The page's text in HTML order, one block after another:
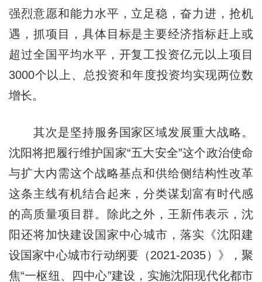
强烈意愿和能力水平，立足稳，奋力进，抢机
遇，抓项目，具体目标是主要经济指标赶上或
超过全国平均水平，开复工投资亿元以上项目
3000个以上、总投资和年度投资均实现两位数
增长。
其次是坚持服务国家区域发展重大战略。
沈阳将把履行维护国家“五大安全”这个政治使命
与扩大内需这个战略基点和供给侧结构性改革
这条主线有机结合起来，分类谋划富有时代感
的高质量项目群。除此之外，王新伟表示，沈
阳还将加快建设国家中心城市，落实《沈阳建
设国家中心城市行动纲要（2021-2035）》，聚
焦“一枢纽、四中心”建设，实施沈阳现代化都市